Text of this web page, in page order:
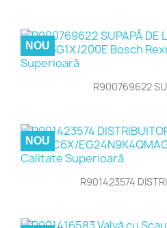
R900769622
NOU
R901423574
NOU